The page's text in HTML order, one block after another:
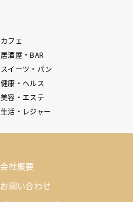
カフェ
居酒屋・BAR
スイーツ・パン
健康・ヘルス
美容・エステ
生活・レジャー
会社概要
お問い合わせ